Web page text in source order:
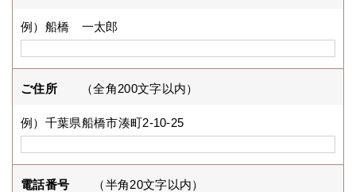
例）船橋 一太郎
ご住所 （全角200文字以内）
例）千葉県船橋市湊町2-10-25
電話番号 （半角20文字以内）